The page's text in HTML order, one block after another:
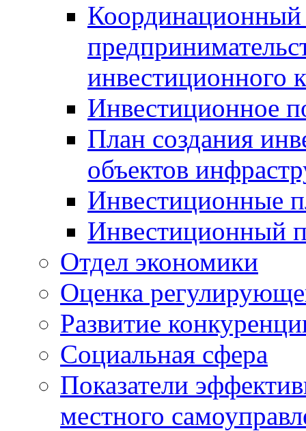
Координационный
инвестиционного
Инвестиционное
План создания
объектов
Инвестиционные
Инвестиционный
Отдел экономики
Оценка
Развитие
Социальная сфера
Показатели
местного